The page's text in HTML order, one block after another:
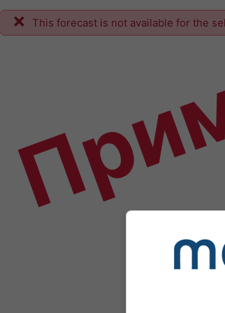
This forecast is not available for the